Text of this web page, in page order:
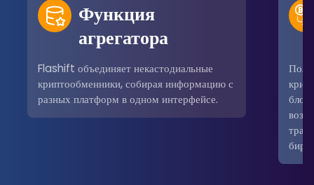
Функция
агрегатора
Flashift объединяет некастодиальные
криптообменники, собирая информацию с
разных платформ в одном интерфейсе.